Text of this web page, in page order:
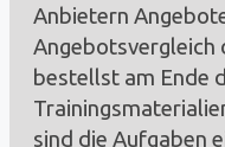
Anbietern
Angebotsvergleich
bestellst am Ende
sind die Aufgaben